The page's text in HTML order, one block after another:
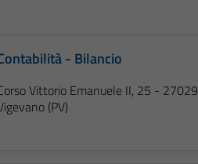
- Bilancio
Vittorio Emanuele II, 25 - 27029
(PV)